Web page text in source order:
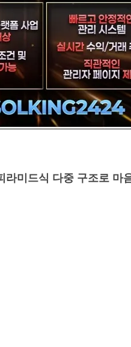
미드식 다중 구조로 마